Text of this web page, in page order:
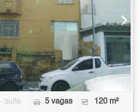
- suíte 5 vagas 120 m²